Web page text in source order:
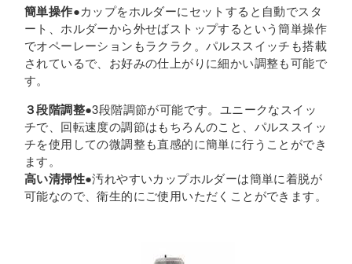
簡単操作●カップをホルダーにセットすると自動でスタ
ート、ホルダーから外せばストップするという簡単操作
でオペーレーションもラクラク。パルススイッチも搭載
されているで、お好みの仕上がりに細かい調整も可能で
す。
３段階調整●3段階調節が可能です。ユニークなスイッ
チで、回転速度の調節はもちろんのこと、パルススイッ
チを使用しての微調整も直感的に簡単に行うことができ
ます。
高い清掃性●汚れやすいカップホルダーは簡単に着脱が
可能なので、衛生的にご使用いただくことができます。